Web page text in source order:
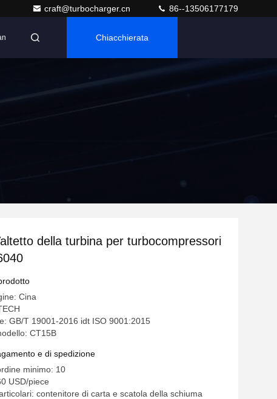
craft@turbocharger.cn 86--13506177179
Chiacchierata
della turbina per turbocompressori
Cina
GB/T 19001-2016 idt ISO 9001:2015
CT15B
e di spedizione
minimo: 10
USD/piece
contenitore di carta e scatola della schiuma